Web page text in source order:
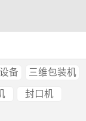
备 三维包装机
封口机